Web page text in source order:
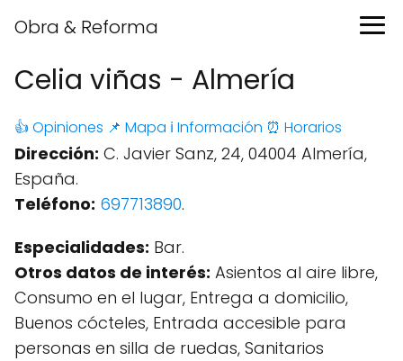
Obra & Reforma
Celia viñas - Almería
👍 Opiniones 📌 Mapa ℹ️ Información ⏰ Horarios
Dirección: C. Javier Sanz, 24, 04004 Almería,
España.
Teléfono: 697713890.
Especialidades: Bar.
Otros datos de interés: Asientos al aire libre,
Consumo en el lugar, Entrega a domicilio,
Buenos cócteles, Entrada accesible para
personas en silla de ruedas, Sanitarios